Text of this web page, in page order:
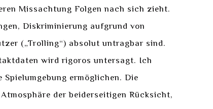
Missachtung Folgen nach sich zieht.
Diskriminierung aufgrund von
(„Trolling“) absolut untragbar sind.
wird rigoros untersagt. Ich
ermöglichen. Die
der beiderseitigen Rücksicht,